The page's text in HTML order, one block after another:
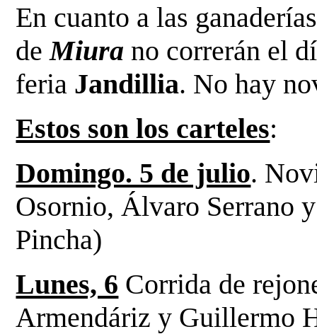
En cuanto a las
deMiura no correrán el
feria Jandillia. No hay
Estos son los carteles:
Domingo. 5 de julio.
Osornio, Álvaro Serrano
Pincha)
Lunes, 6 Corrida de
Armendáriz y Guillermo